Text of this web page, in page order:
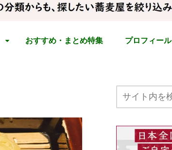
おすすめ・まとめ特集 プロフィール